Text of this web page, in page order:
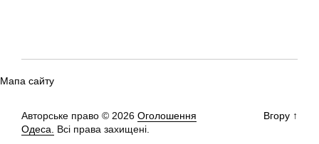
Мапа сайту
Авторське право © 2026 Оголошення
Одеса.
Всі права захищені.
Вгору ↑